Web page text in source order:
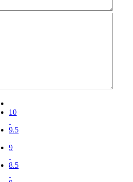
10
9.5
9
8.5